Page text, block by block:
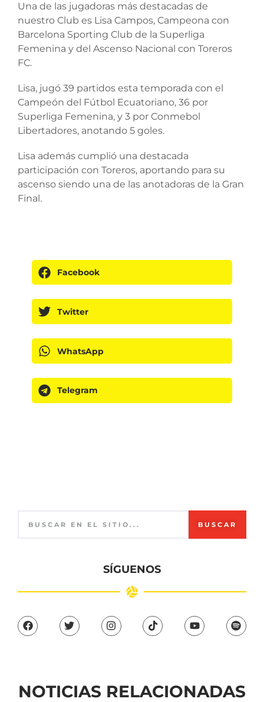
Una de las jugadoras más destacadas de
nuestro Club es Lisa Campos, Campeona con
Barcelona Sporting Club de la Superliga
Femenina y del Ascenso Nacional con Toreros
FC.
Lisa, jugó 39 partidos esta temporada con el
Campeón del Fútbol Ecuatoriano, 36 por
Superliga Femenina, y 3 por Conmebol
Libertadores, anotando 5 goles.
Lisa además cumplió una destacada
participación con Toreros, aportando para su
ascenso siendo una de las anotadoras de la Gran
Final.
Facebook
Twitter
WhatsApp
Telegram
BUSCAR
SÍGUENOS
NOTICIAS RELACIONADAS